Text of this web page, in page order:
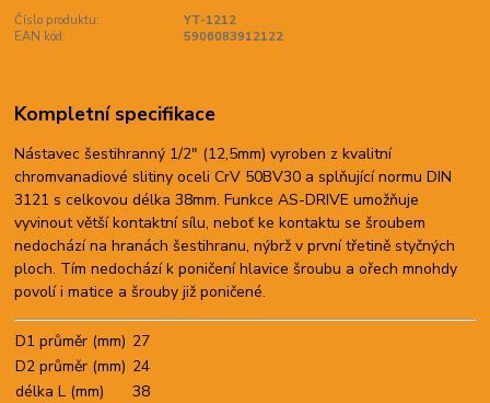
Číslo produktu:
YT-1212
EAN kód:
5906083912122
Kompletní specifikace
Nástavec šestihranný 1/2" (12,5mm) vyroben z kvalitní
chromvanadiové slitiny oceli CrV 50BV30 a splňující normu DIN
3121 s celkovou délka 38mm. Funkce AS-DRIVE umožňuje
vyvinout větší kontaktní sílu, neboť ke kontaktu se šroubem
nedochází na hranách šestihranu, nýbrž v první třetině styčných
ploch. Tím nedochází k poničení hlavice šroubu a ořech mnohdy
povolí i matice a šrouby již poničené.
D1 průměr (mm) 27
D2 průměr (mm) 24
délka L (mm)
38